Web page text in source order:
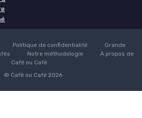
Politique de confidentialité
Grande
Notre méthodologie
À propos de
Café ou Café
© Café ou Café 2026